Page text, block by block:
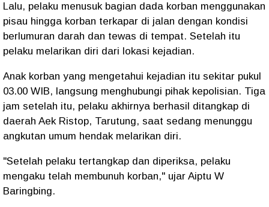
Lalu, pelaku menusuk bagian dada korban menggunakan
pisau hingga korban terkapar di jalan dengan kondisi
berlumuran darah dan tewas di tempat. Setelah itu
pelaku melarikan diri dari lokasi kejadian.
Anak korban yang mengetahui kejadian itu sekitar pukul
03.00 WIB, langsung menghubungi pihak kepolisian. Tiga
jam setelah itu, pelaku akhirnya berhasil ditangkap di
daerah Aek Ristop, Tarutung, saat sedang menunggu
angkutan umum hendak melarikan diri.
"Setelah pelaku tertangkap dan diperiksa, pelaku
mengaku telah membunuh korban," ujar Aiptu W
Baringbing.